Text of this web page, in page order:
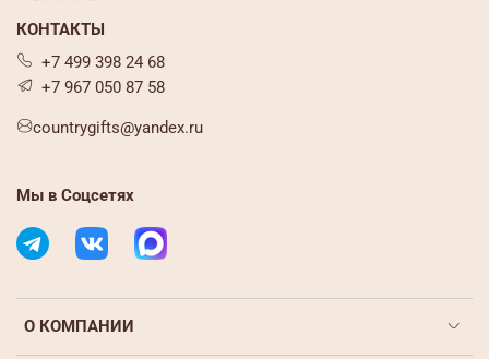
О КОМПАНИИ
КОНТАКТЫ
+7 499 398 24 68
+7 967 050 87 58
countrygifts@yandex.ru
Мы в Соцсетях